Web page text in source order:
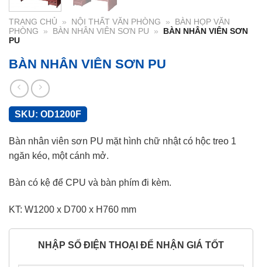
TRANG CHỦ » NỘI THẤT VĂN PHÒNG »
BÀN HỌP VĂN
PHÒNG
» BÀN NHÂN VIÊN SƠN PU »
BÀN NHÂN VIÊN SƠN
PU
BÀN NHÂN VIÊN SƠN PU
SKU: OD1200F
Bàn nhân viên sơn PU mặt hình chữ nhật có hộc treo 1
ngăn kéo, một cánh mở.
Bàn có kệ để CPU và bàn phím đi kèm.
KT: W1200 x D700 x H760 mm
NHẬP SỐ ĐIỆN THOẠI ĐỂ NHẬN GIÁ TỐT